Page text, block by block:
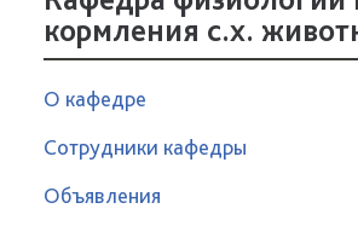
кормления с.х.
О кафедре
Сотрудники кафедры
Объявления